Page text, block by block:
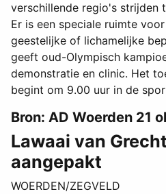
verschillende regio's strijden
Er is een speciale ruimte
geestelijke of lichamelijke
geeft oud-Olympisch
demonstratie en clinic. Het
begint om 9.00 uur in de
Bron: AD Woerden 21
Lawaai van
aangepakt
WOERDEN/ZEGVELD